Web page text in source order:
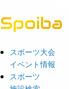
Spoiba
スポーツ大会
イベント情報
スポーツ